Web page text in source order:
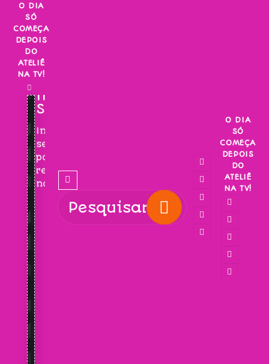
Skip
content
O DIA
SÓ
COMEÇA
DEPOIS
DO
ATELIÊ
NA TV!
INSCREVA-
SE!
Inscreva-
se
para
receber
novidades!
O DIA
SÓ
COMEÇA
DEPOIS
DO
ATELIÊ
NA TV!